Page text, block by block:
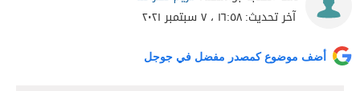
آخر تحديث:١٦:٥٨ ، ٧ سبتمبر ٢٠٢١
أضف موضوع كمصدر مفضل في جوجل